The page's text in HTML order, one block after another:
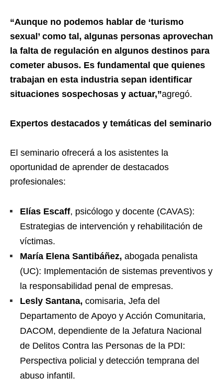
“Aunque no podemos hablar de ‘turismo
sexual’ como tal, algunas personas aprovechan
la falta de regulación en algunos destinos para
cometer abusos. Es fundamental que quienes
trabajan en esta industria sepan identificar
situaciones sospechosas y actuar,”agregó.
Expertos destacados y temáticas del seminario
El seminario ofrecerá a los asistentes la
oportunidad de aprender de destacados
profesionales:
Elías Escaff, psicólogo y docente (CAVAS):
Estrategias de intervención y rehabilitación de
víctimas.
María Elena Santibáñez, abogada penalista
(UC): Implementación de sistemas preventivos y
la responsabilidad penal de empresas.
Lesly Santana, comisaria, Jefa del
Departamento de Apoyo y Acción Comunitaria,
DACOM, dependiente de la Jefatura Nacional
de Delitos Contra las Personas de la PDI:
Perspectiva policial y detección temprana del
abuso infantil.